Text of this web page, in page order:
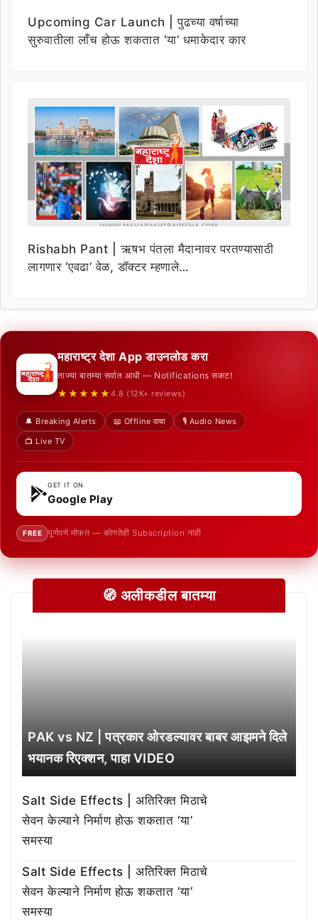
Upcoming Car Launch | पुढच्या वर्षाच्या
सुरुवातीला लाँच होऊ शकतात ‘या’ धमाकेदार कार
Rishabh Pant | ऋषभ पंतला मैदानावर परतण्यासाठी
लागणार ‘एवढा’ वेळ, डॉक्टर म्हणाले…
महाराष्ट्र देशा App डाउनलोड करा
ताज्या बातम्या सर्वात आधी — Notifications सकट!
★★★★★ 4.8 (12K+ reviews)
🔔 Breaking Alerts 📖 Offline वाचा
🎙️ Audio News
📺 Live TV
GET IT ON
Google Play
FREE पूर्णपणे मोफत — कोणतेही Subscription नाही
🧭 अलीकडील बातम्या
PAK vs NZ | पत्रकार ओरडल्यावर बाबर आझमने दिले
भयानक रिएक्शन, पाहा VIDEO
Salt Side Effects | अतिरिक्त मिठाचे
सेवन केल्याने निर्माण होऊ शकतात ‘या’
समस्या
Salt Side Effects | अतिरिक्त मिठाचे
सेवन केल्याने निर्माण होऊ शकतात ‘या’
समस्या